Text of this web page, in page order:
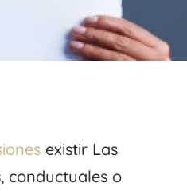
existir Las
conductuales o